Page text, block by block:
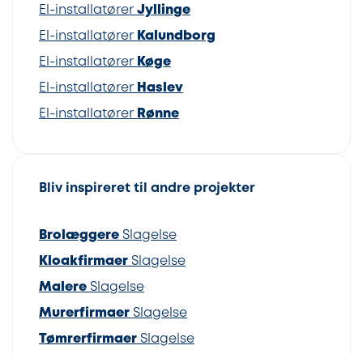
El-installatører Jyllinge
El-installatører Kalundborg
El-installatører Køge
El-installatører Haslev
El-installatører Rønne
Bliv inspireret til andre projekter
Brolæggere Slagelse
Kloakfirmaer Slagelse
Malere Slagelse
Murerfirmaer Slagelse
Tømrerfirmaer Slagelse